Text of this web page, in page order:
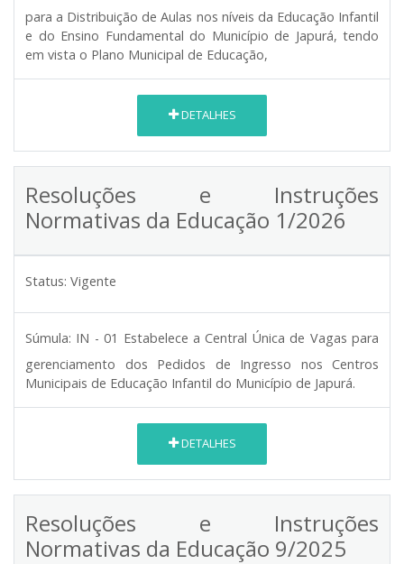
para a Distribuição de Aulas nos níveis da Educação Infantil
e do Ensino Fundamental do Município de Japurá, tendo
em vista o Plano Municipal de Educação,
DETALHES
Resoluções e Instruções
Normativas da Educação 1/2026
Status: Vigente
Súmula: IN - 01 Estabelece a Central Única de Vagas para
gerenciamento dos Pedidos de Ingresso nos Centros
Municipais de Educação Infantil do Município de Japurá.
DETALHES
Resoluções e Instruções
Normativas da Educação 9/2025